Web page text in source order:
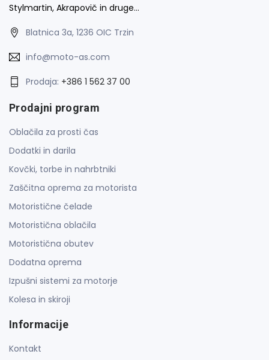
Stylmartin, Akrapovič in druge…
Blatnica 3a, 1236 OIC Trzin
info@moto-as.com
Prodaja: +386 1 562 37 00
Prodajni program
Oblačila za prosti čas
Dodatki in darila
Kovčki, torbe in nahrbtniki
Zaščitna oprema za motorista
Motoristične čelade
Motoristična oblačila
Motoristična obutev
Dodatna oprema
Izpušni sistemi za motorje
Kolesa in skiroji
Informacije
Kontakt